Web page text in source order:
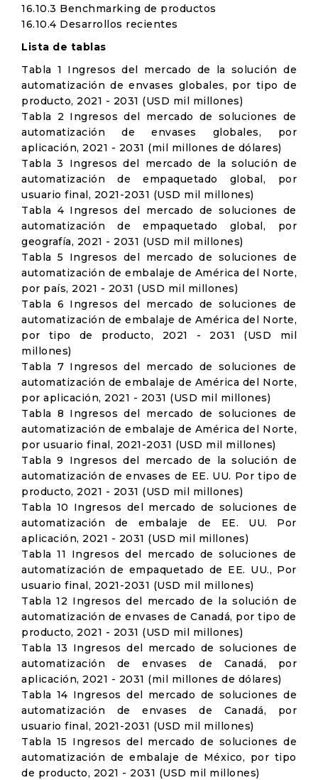
16.10.3 Benchmarking de productos
16.10.4 Desarrollos recientes
Lista de tablas
Tabla 1 Ingresos del mercado de la solución de
automatización de envases globales, por tipo de
producto, 2021 - 2031 (USD mil millones)
Tabla 2 Ingresos del mercado de soluciones de
automatización de envases globales, por
aplicación, 2021 - 2031 (mil millones de dólares)
Tabla 3 Ingresos del mercado de la solución de
automatización de empaquetado global, por
usuario final, 2021-2031 (USD mil millones)
Tabla 4 Ingresos del mercado de soluciones de
automatización de empaquetado global, por
geografía, 2021 - 2031 (USD mil millones)
Tabla 5 Ingresos del mercado de soluciones de
automatización de embalaje de América del Norte,
por país, 2021 - 2031 (USD mil millones)
Tabla 6 Ingresos del mercado de soluciones de
automatización de embalaje de América del Norte,
por tipo de producto, 2021 - 2031 (USD mil
millones)
Tabla 7 Ingresos del mercado de soluciones de
automatización de embalaje de América del Norte,
por aplicación, 2021 - 2031 (USD mil millones)
Tabla 8 Ingresos del mercado de soluciones de
automatización de embalaje de América del Norte,
por usuario final, 2021-2031 (USD mil millones)
Tabla 9 Ingresos del mercado de la solución de
automatización de envases de EE. UU. Por tipo de
producto, 2021 - 2031 (USD mil millones)
Tabla 10 Ingresos del mercado de soluciones de
automatización de embalaje de EE. UU. Por
aplicación, 2021 - 2031 (USD mil millones)
Tabla 11 Ingresos del mercado de soluciones de
automatización de empaquetado de EE. UU., Por
usuario final, 2021-2031 (USD mil millones)
Tabla 12 Ingresos del mercado de la solución de
automatización de envases de Canadá, por tipo de
producto, 2021 - 2031 (USD mil millones)
Tabla 13 Ingresos del mercado de soluciones de
automatización de envases de Canadá, por
aplicación, 2021 - 2031 (mil millones de dólares)
Tabla 14 Ingresos del mercado de soluciones de
automatización de envases de Canadá, por
usuario final, 2021-2031 (USD mil millones)
Tabla 15 Ingresos del mercado de soluciones de
automatización de embalaje de México, por tipo
de producto, 2021 - 2031 (USD mil millones)